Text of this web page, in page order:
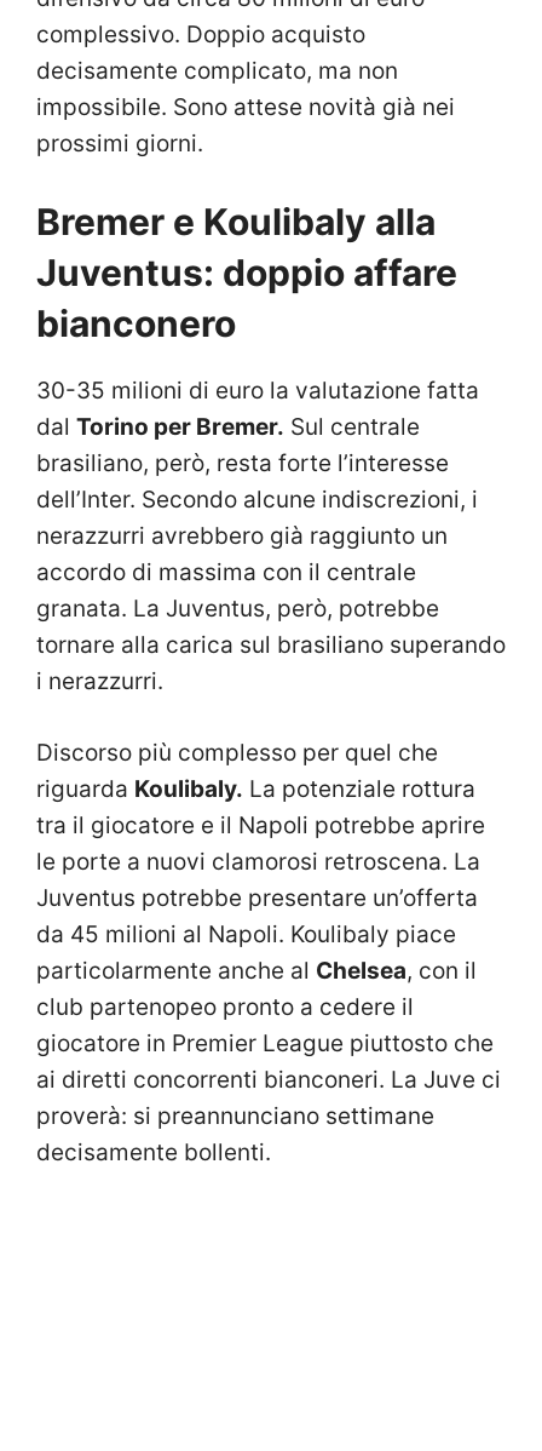
complessivo. Doppio acquisto
decisamente complicato, ma non
impossibile. Sono attese novità già nei
prossimi giorni.
Bremer e Koulibaly alla
Juventus: doppio affare
bianconero
30-35 milioni di euro la valutazione fatta
dal Torino per Bremer. Sul centrale
brasiliano, però, resta forte l’interesse
dell’Inter. Secondo alcune indiscrezioni, i
nerazzurri avrebbero già raggiunto un
accordo di massima con il centrale
granata. La Juventus, però, potrebbe
tornare alla carica sul brasiliano superando
i nerazzurri.
Discorso più complesso per quel che
riguarda Koulibaly. La potenziale rottura
tra il giocatore e il Napoli potrebbe aprire
le porte a nuovi clamorosi retroscena. La
Juventus potrebbe presentare un’offerta
da 45 milioni al Napoli. Koulibaly piace
particolarmente anche al Chelsea, con il
club partenopeo pronto a cedere il
giocatore in Premier League piuttosto che
ai diretti concorrenti bianconeri. La Juve ci
proverà: si preannunciano settimane
decisamente bollenti.